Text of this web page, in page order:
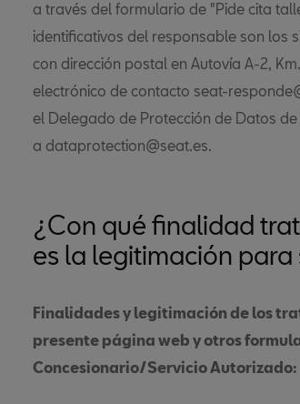
a través del formulario de "Pide cita
identificativos del responsable son los
con dirección postal en Autovía A-2,
electrónico de contacto seat-
el Delegado de Protección de Datos de
a dataprotection@seat.es.
¿Con qué finalidad
es la legitimación
Finalidades y legitimación de los
presente página web y otros
Concesionario/Servicio Autorizado: